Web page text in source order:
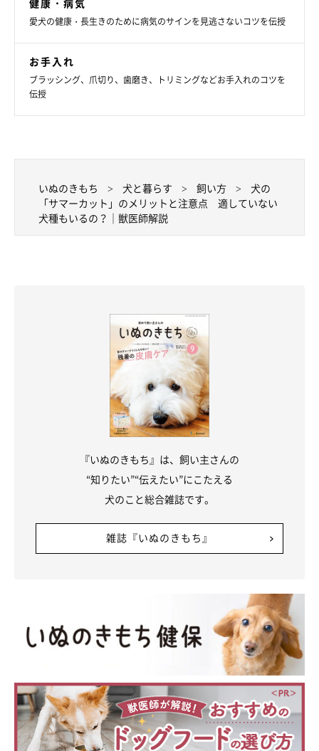
健康・病気
愛犬の健康・長生きのために病気のサインを見逃さないコツを伝授
お手入れ
ブラッシング、爪切り、歯磨き、トリミングなどお手入れのコツを
伝授
いぬのきもち 犬と暮らす 飼い方
犬の
「サマーカット」のメリットと注意点 適していない
犬種もいるの？｜獣医師解説
『いぬのきもち』は、飼い主さんの
“知りたい”“伝えたい”にこたえる
犬のこと総合雑誌です。
雑誌『いぬのきもち』